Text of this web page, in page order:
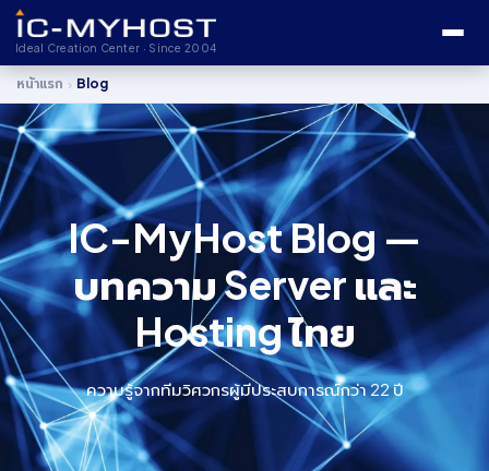
Ideal Creation Center · Since 2004
หน้าแรก › Blog
IC-MyHost Blog —
บทความ Server และ
Hosting ไทย
ความรู้จากทีมวิศวกรผู้มีประสบการณ์กว่า 22 ปี